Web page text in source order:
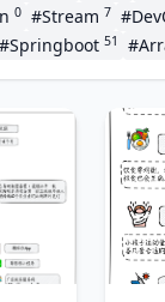
0 #Stream 7
#Springboot 51